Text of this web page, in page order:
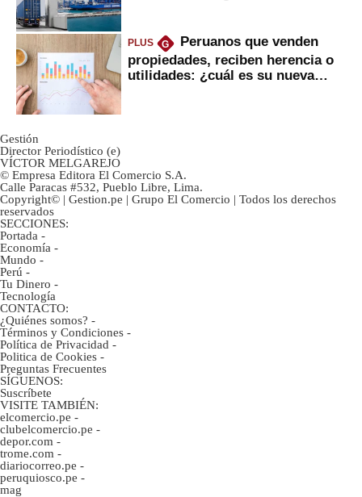
PLUS G
Peruanos que venden
propiedades, reciben herencia o
utilidades: ¿cuál es su nueva
Gestión
Director Periodístico (e)
VÍCTOR MELGAREJO
© Empresa Editora El Comercio S.A.
Calle Paracas #532, Pueblo Libre, Lima.
Copyright© | Gestion.pe | Grupo El Comercio | Todos los derechos
reservados
SECCIONES:
Portada -
Economía -
Mundo -
Perú -
Tu Dinero -
Tecnología
CONTACTO:
¿Quiénes somos? -
Términos y Condiciones -
Política de Privacidad -
Politica de Cookies -
Preguntas Frecuentes
SÍGUENOS:
Suscríbete
VISITE TAMBIÉN:
elcomercio.pe -
clubelcomercio.pe -
depor.com -
trome.com -
diariocorreo.pe -
peruquiosco.pe -
mag